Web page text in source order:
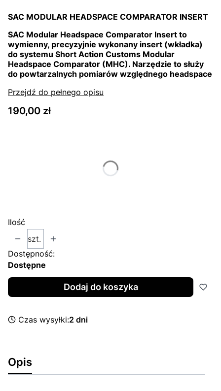
SAC MODULAR HEADSPACE COMPARATOR INSERT
SAC Modular Headspace Comparator Insert to
wymienny, precyzyjnie wykonany insert (wkładka)
do systemu Short Action Customs Modular
Headspace Comparator (MHC). Narzędzie to służy
do powtarzalnych pomiarów względnego headspace
Przejdź do pełnego opisu
Cena
190,00 zł
Ilość
szt.
Dostępność:
Dostępne
Dodaj do koszyka
Czas wysyłki:2 dni
Opis